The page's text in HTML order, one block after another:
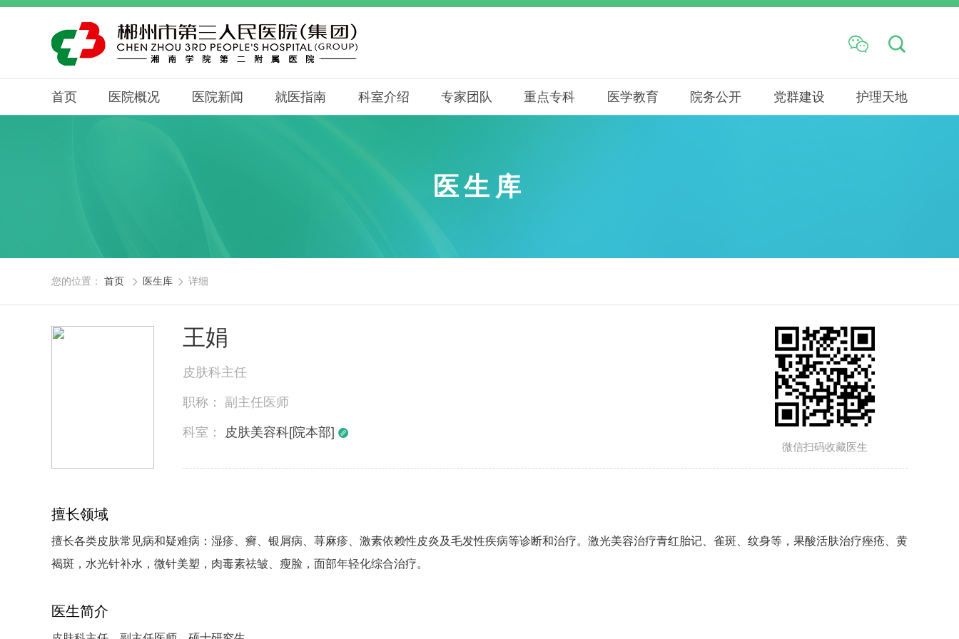
 
首页 医院概况 医院新闻 就医指南 科室介绍 专家团队 重点专科 医学教育 院务公开 党群建设 护理天地
医生库
您的位置： 首页  医生库  详细
王娟
皮肤科主任
职称： 副主任医师
科室： 皮肤美容科[院本部] 
微信扫码收藏医生
擅长领域
擅长各类皮肤常见病和疑难病：湿疹、癣、银屑病、荨麻疹、激素依赖性皮炎及毛发性疾病等诊断和治疗。激光美容治疗青红胎记、雀斑、纹身等，果酸活肤治疗痤疮、黄
褐斑，水光针补水，微针美塑，肉毒素祛皱、瘦脸，面部年轻化综合治疗。
医生简介